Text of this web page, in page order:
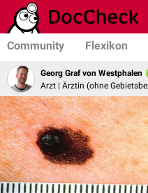
Community Flexikon
Georg Graf von Westphalen
Arzt | Ärztin (ohne